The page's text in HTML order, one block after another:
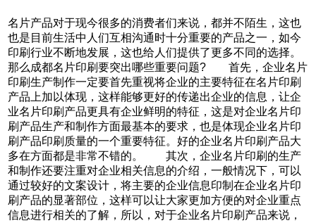
名片产品对于现今很多的消费者们来说，都并不陌生，这也
也是目前生活中人们互相沟通时十分重要的产品之一，如今
印刷行业不断地发展，这也给人们提供了更多不同的选择。
那么成都名片印刷要突出哪些重要问题? 首先，企业名片
印刷生产制作一定要首先重视将企业的主要特征在名片印刷
产品上加以体现，这样能够更好的传递出企业的信息，让企
业名片印刷产品更具有企业鲜明的特征，这是对企业名片印
刷产品生产和制作方面最基本的要求，也是体现企业名片印
刷产品印刷质量的一个重要特征。好的企业名片印刷产品大
多在方面都是非常不错的。 其次，企业名片印刷的生产
和制作还要注重对企业相关信息的介绍，一般情况下，可以
通过较好的文案设计，将主要的企业信息印制在企业名片印
刷产品的显著部位，这样可以让大家更加方便的对企业重点
信息进行相关的了解，所以，对于企业名片印刷产品来说，